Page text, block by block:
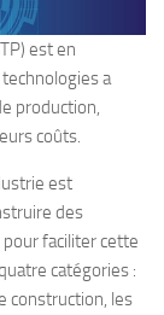
est en
a
production,
coûts.
est
des
faciliter cette
catégories :
construction, les